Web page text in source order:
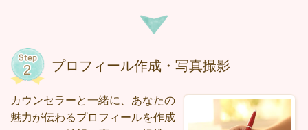
プロフィール作成・写真撮影
カウンセラーと一緒に、あなたの
魅力が伝わるプロフィールを作成